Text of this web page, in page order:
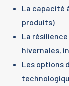
La capacité
produits)
La
hivernales,
Les options